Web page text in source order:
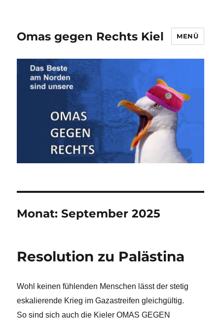
Omas gegen Rechts Kiel MENÜ
Monat:September 2025
Resolution zu Palästina
Wohl keinen fühlenden Menschen lässt der stetig
eskalierende Krieg im Gazastreifen gleichgültig.
So sind sich auch die Kieler OMAS GEGEN